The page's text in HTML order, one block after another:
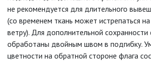
не рекомендуется для длительного
(со временем ткань может истрепаться
ветру). Для дополнительной
обработаны двойным швом в подгибку.
цветности на обратной стороне флага